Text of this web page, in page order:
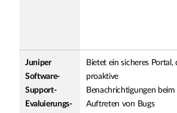
Juniper
Software-
Support-
Evaluierungs-
Bietet ein sicheres Portal,
proaktive
Benachrichtigungen beim
Auftreten von Bugs